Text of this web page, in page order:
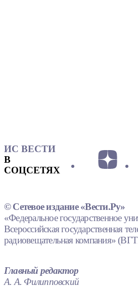
ИС ВЕСТИ
В
СОЦСЕТЯХ
© Сетевое издание «Вести.Ру»
«Федеральное государственное
Всероссийская государственная
радиовещательная компания»
Главный редактор
А. А. Филипповский